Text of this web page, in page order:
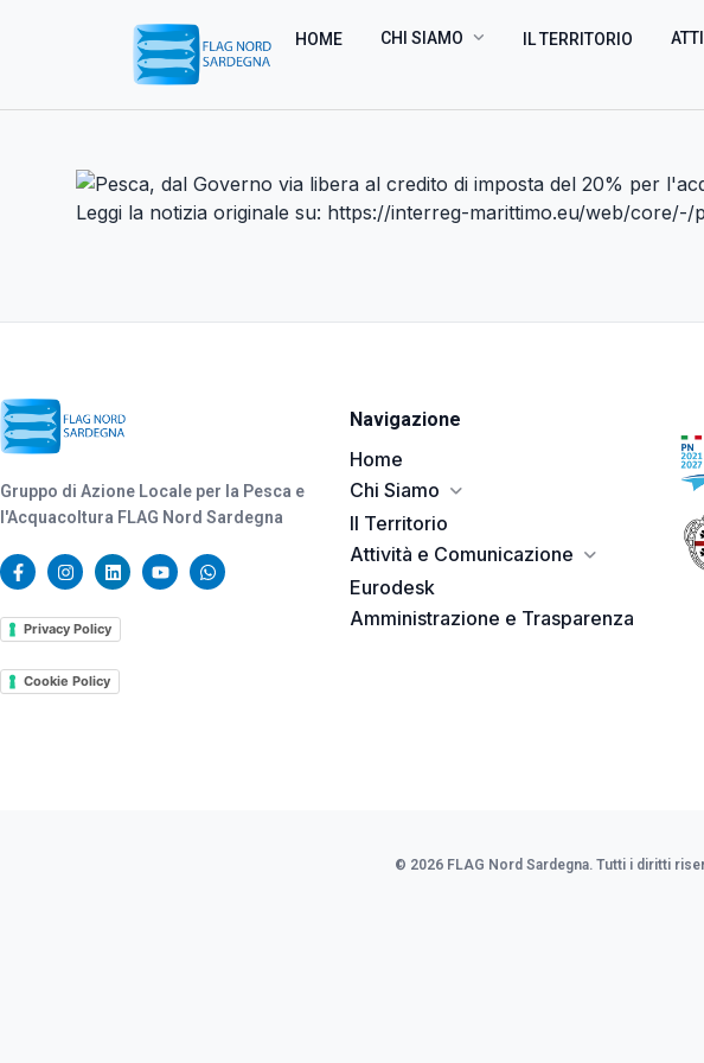
HOME CHI SIAMO IL TERRITORIO
Leggi la notizia originale su: https://interreg-marittimo.eu/web/
Gruppo di Azione Locale per la Pesca e
l'Acquacoltura FLAG Nord Sardegna
Privacy Policy
Cookie Policy
Navigazione
Home
Chi Siamo
Il Territorio
Attività e Comunicazione
Eurodesk
Amministrazione e Trasparenza
© 2026 FLAG Nord Sardegna. Tutti i diritti